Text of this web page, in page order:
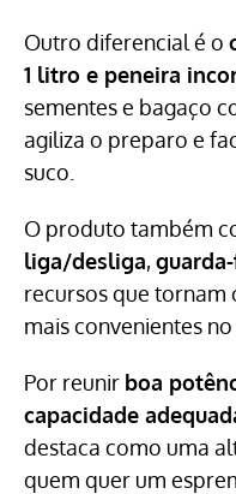
Outro diferencial é o
1 litro e peneira
sementes e bagaço
agiliza o preparo e
suco.
O produto também
liga/desliga,
recursos que tornam
mais convenientes no
Por reunir boa
capacidade
destaca como uma
quem quer um